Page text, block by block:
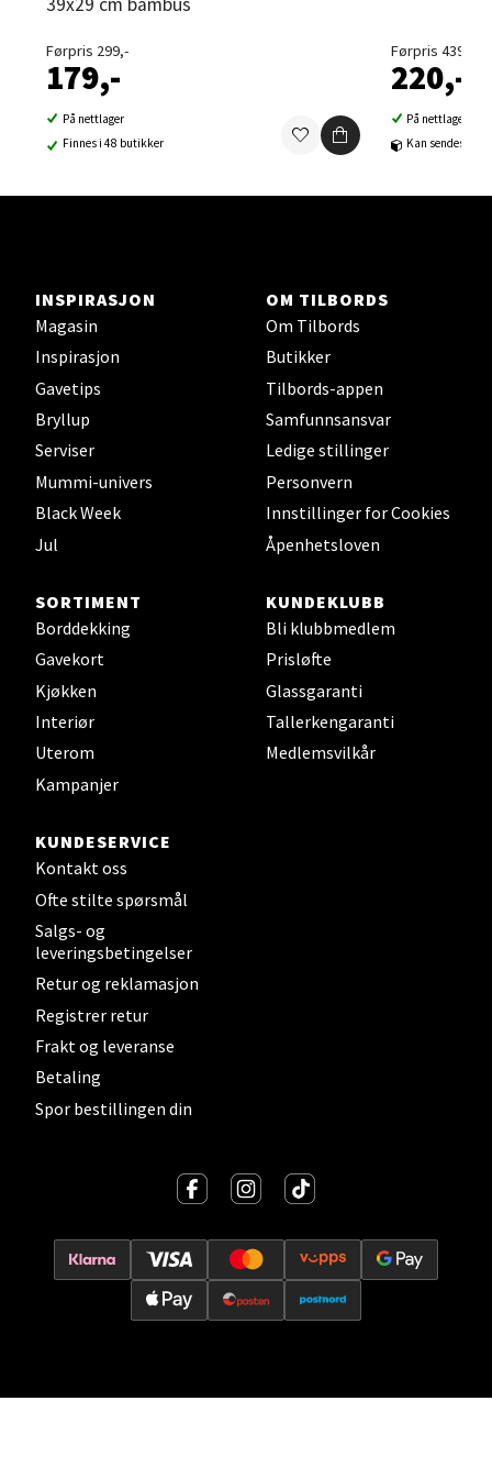
Førpris 299,-
179,-
På nettlager
Finnes i 48 butikker
Førpris 439,-
220,-
På nettlager
Kan sendes til
INSPIRASJON
Magasin
Inspirasjon
Gavetips
Bryllup
Serviser
Mummi-univers
Black Week
Jul
OM TILBORDS
Om Tilbords
Butikker
Tilbords-appen
Samfunnsansvar
Ledige stillinger
Personvern
Innstillinger for Cookies
Åpenhetsloven
SORTIMENT
Borddekking
Gavekort
Kjøkken
Interiør
Uterom
Kampanjer
KUNDEKLUBB
Bli klubbmedlem
Prisløfte
Glassgaranti
Tallerkengaranti
Medlemsvilkår
KUNDESERVICE
Kontakt oss
Ofte stilte spørsmål
Salgs- og
leveringsbetingelser
Retur og reklamasjon
Registrer retur
Frakt og leveranse
Betaling
Spor bestillingen din
Sortland - Sortland Storsenter
Steinkjer - Thon Senter Steinkjer
Sjøfartsgata 2, 7714 Steinkjer
Åpent i dag 10-20
0 i butikk
Leirvik - Stord
Oslo - Thon Senter Storo
Vitaminveien 7 - 9, 0485 Oslo
Åpent i dag 10-21
0 i butikk
Lillehammer - Strandtorget
Strandtorget, 2609 Lillehammer
Åpent i dag 09-20